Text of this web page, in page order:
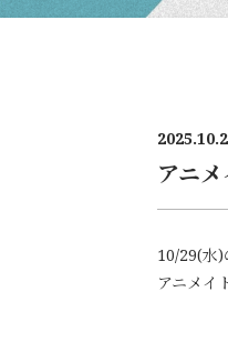
アニ
10/29(水)
アニメイ